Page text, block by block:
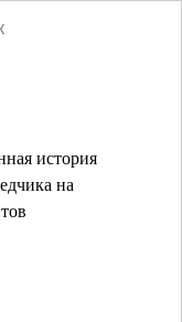
история
на